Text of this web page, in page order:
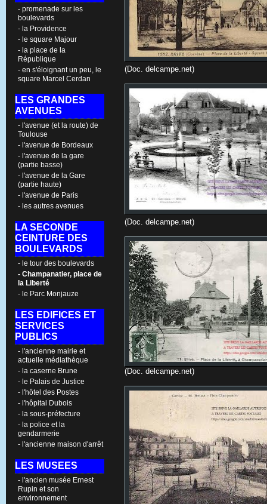
- promenade sur les
boulevards
- la Providence
- le square Majour
- la place de la
République
- en s'éloignant un peu, le
square Marcel Cerdan
LES GRANDES
AVENUES
- l'avenue (et la route) de
Toulouse
- l'avenue de Bordeaux
- l'avenue de la gare
(partie basse)
- l'avenue de la Gare
(partie haute)
- l'avenue de Paris
- les autres avenues
LA SECONDE
CEINTURE DES
BOULEVARDS
- le tour des boulevards
- Champanatier, place de
la Liberté
- le Parc Monjauze
LES EDIFICES ET
SERVICES
PUBLICS
- l'ancienne mairie et
actuelle médiathèque
- la caserne Brune
- le Palais de Justice
- l'hôtel des Postes
- l'hôpital Dubois
- la sous-préfecture
- la police et la
gendarmerie
- l'ancienne maison d'arrêt
LES MUSEES
- l'ancien musée Ernest
Rupin et son
environnement
(Doc. delcampe.net)
(Doc. delcampe.net)
(Doc. delcampe.net)